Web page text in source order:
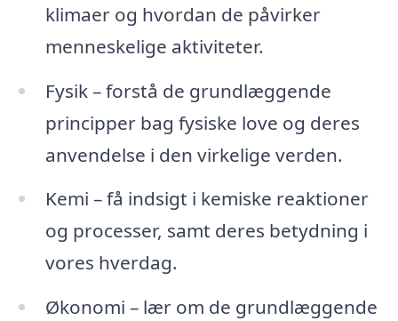
klimaer og hvordan de påvirker
menneskelige aktiviteter.
Fysik – forstå de grundlæggende
principper bag fysiske love og deres
anvendelse i den virkelige verden.
Kemi – få indsigt i kemiske reaktioner
og processer, samt deres betydning i
vores hverdag.
Økonomi – lær om de grundlæggende